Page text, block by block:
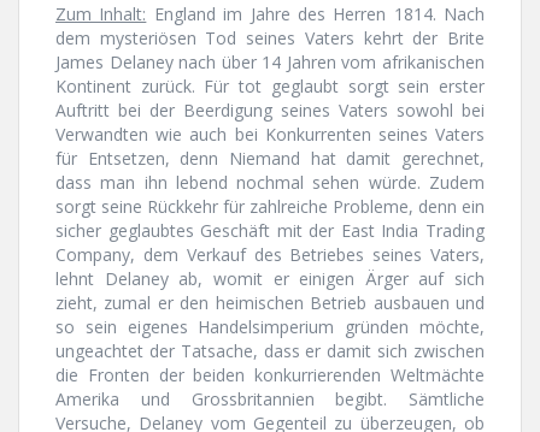
Zum Inhalt: England im Jahre des Herren 1814. Nach
dem mysteriösen Tod seines Vaters kehrt der Brite
James Delaney nach über 14 Jahren vom afrikanischen
Kontinent zurück. Für tot geglaubt sorgt sein erster
Auftritt bei der Beerdigung seines Vaters sowohl bei
Verwandten wie auch bei Konkurrenten seines Vaters
für Entsetzen, denn Niemand hat damit gerechnet,
dass man ihn lebend nochmal sehen würde. Zudem
sorgt seine Rückkehr für zahlreiche Probleme, denn ein
sicher geglaubtes Geschäft mit der East India Trading
Company, dem Verkauf des Betriebes seines Vaters,
lehnt Delaney ab, womit er einigen Ärger auf sich
zieht, zumal er den heimischen Betrieb ausbauen und
so sein eigenes Handelsimperium gründen möchte,
ungeachtet der Tatsache, dass er damit sich zwischen
die Fronten der beiden konkurrierenden Weltmächte
Amerika und Grossbritannien begibt. Sämtliche
Versuche, Delaney vom Gegenteil zu überzeugen, ob